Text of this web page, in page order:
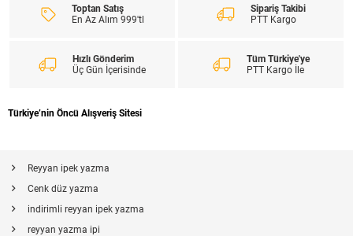
Toptan Satış
En Az Alım 999'tl
Sipariş Takibi
PTT Kargo
Hızlı Gönderim
Üç Gün İçerisinde
Tüm Türkiye'ye
PTT Kargo İle
Türkiye’nin Öncü Alışveriş Sitesi
Reyyan ipek yazma
Cenk düz yazma
indirimli reyyan ipek yazma
reyyan yazma ipi